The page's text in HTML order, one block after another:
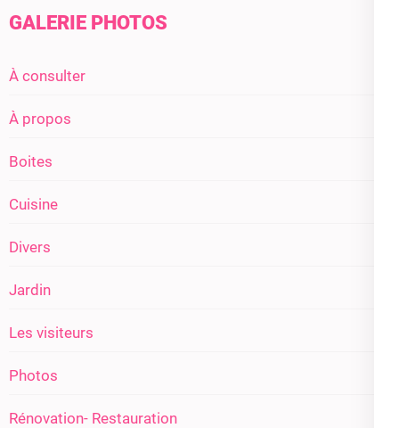
GALERIE PHOTOS
À consulter
À propos
Boites
Cuisine
Divers
Jardin
Les visiteurs
Photos
Rénovation- Restauration